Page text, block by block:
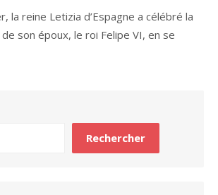
la reine Letizia d’Espagne a célébré la
son époux, le roi Felipe VI, en se
Rechercher